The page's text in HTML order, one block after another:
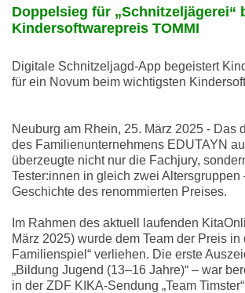
Doppelsieg für „Schnitzeljägerei“
Kindersoftwarepreis TOMMI
Digitale Schnitzeljagd-App begeistert
für ein Novum beim wichtigsten
Neuburg am Rhein, 25. März 2025 - Das
des Familienunternehmens EDUTAYN
überzeugte nicht nur die Fachjury,
Tester:innen in gleich zwei
Geschichte des renommierten Preises.
Im Rahmen des aktuell laufenden
März 2025) wurde dem Team der Preis
Familienspiel“ verliehen. Die erste
„Bildung Jugend (13–16 Jahre)“ – war
in der ZDF KIKA-Sendung „Team